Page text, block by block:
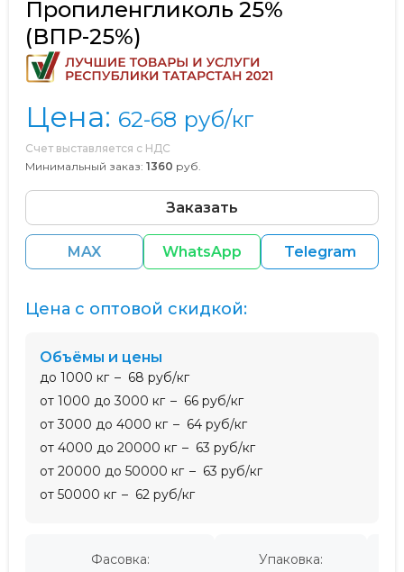
Пропиленгликоль 25%
(ВПР-25%)
Цена: 62-68 руб/кг
Счет выставляется с НДС
Минимальный заказ: 1360 руб.
Заказать
MAX WhatsApp Telegram
Фасовка:
Упаковка:
Цена с оптовой скидкой:
Объёмы и цены
до 1000 кг
68 руб/кг
от 1000 до 3000 кг
66 руб/кг
от 3000 до 4000 кг
64 руб/кг
от 4000 до 20000 кг
63 руб/кг
от 20000 до 50000 кг
63 руб/кг
от 50000 кг
62 руб/кг